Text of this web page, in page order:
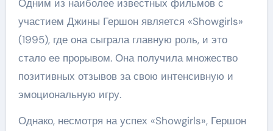
Одним из наиболее известных фильмов с
участием Джины Гершон является «Showgirls»
(1995), где она сыграла главную роль, и это
стало ее прорывом. Она получила множество
позитивных отзывов за свою интенсивную и
эмоциональную игру.
Однако, несмотря на успех «Showgirls», Гершон